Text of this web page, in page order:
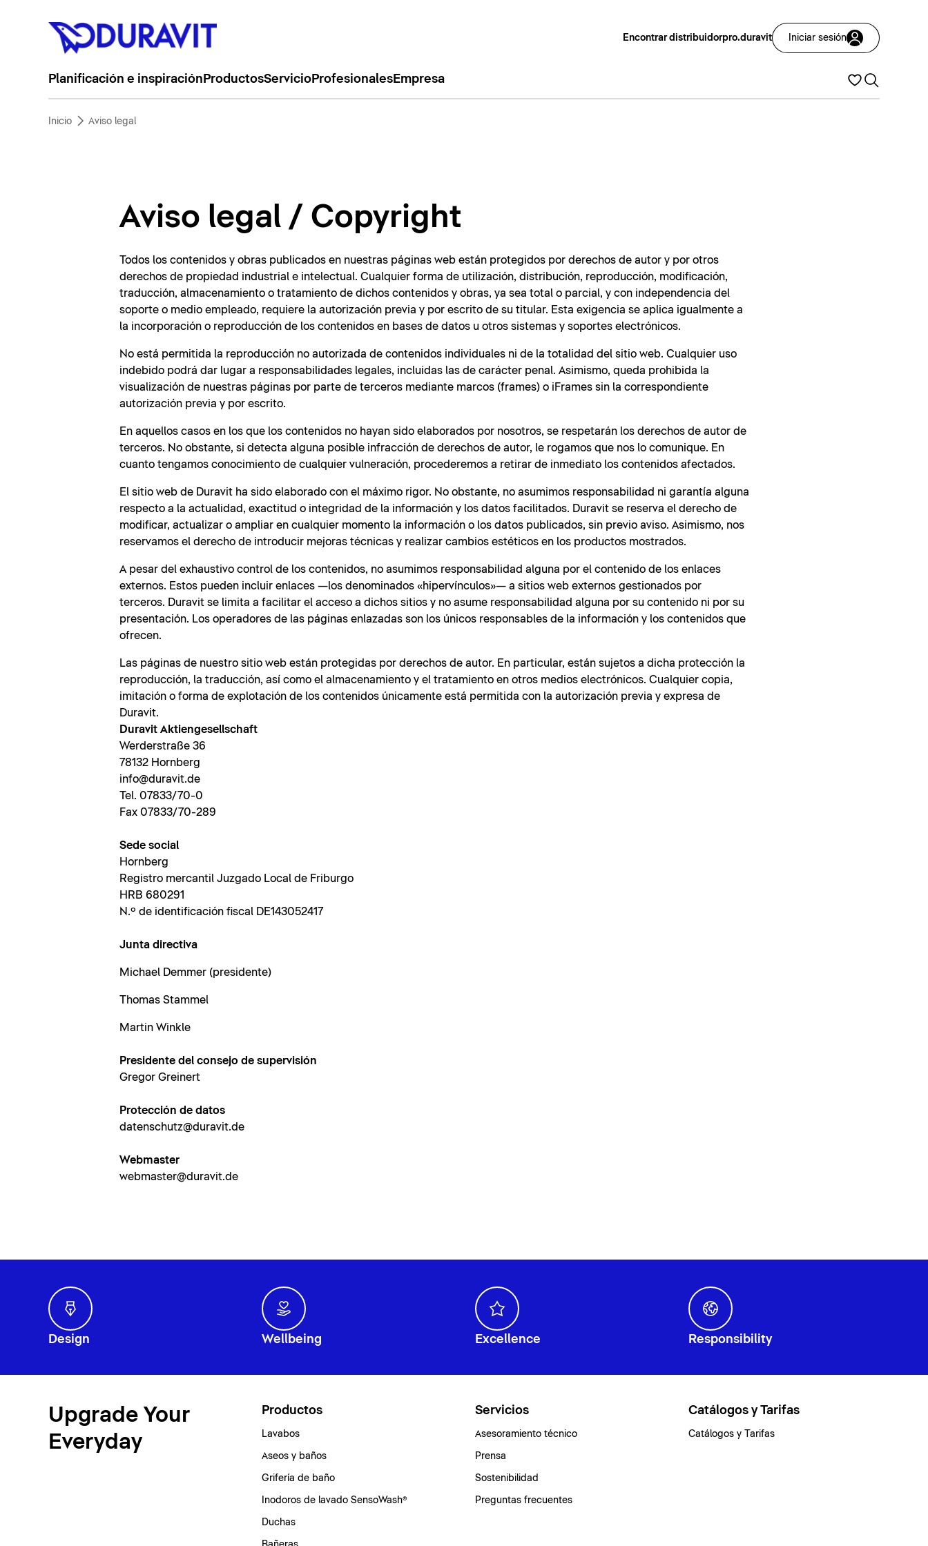
Encontrar distribuidorpro.duravit Iniciar sesión
Planificación e inspiración ProductosServicioProfesionalesEmpresa
Inicio Aviso legal
Aviso legal / Copyright
Todos los contenidos y obras publicados en nuestras páginas web están protegidos por derechos de autor y por otros
derechos de propiedad industrial e intelectual. Cualquier forma de utilización, distribución, reproducción, modificación,
traducción, almacenamiento o tratamiento de dichos contenidos y obras, ya sea total o parcial, y con independencia del
soporte o medio empleado, requiere la autorización previa y por escrito de su titular. Esta exigencia se aplica igualmente a
la incorporación o reproducción de los contenidos en bases de datos u otros sistemas y soportes electrónicos.
No está permitida la reproducción no autorizada de contenidos individuales ni de la totalidad del sitio web. Cualquier uso
indebido podrá dar lugar a responsabilidades legales, incluidas las de carácter penal. Asimismo, queda prohibida la
visualización de nuestras páginas por parte de terceros mediante marcos (frames) o iFrames sin la correspondiente
autorización previa y por escrito.
En aquellos casos en los que los contenidos no hayan sido elaborados por nosotros, se respetarán los derechos de autor de
terceros. No obstante, si detecta alguna posible infracción de derechos de autor, le rogamos que nos lo comunique. En
cuanto tengamos conocimiento de cualquier vulneración, procederemos a retirar de inmediato los contenidos afectados.
El sitio web de Duravit ha sido elaborado con el máximo rigor. No obstante, no asumimos responsabilidad ni garantía alguna
respecto a la actualidad, exactitud o integridad de la información y los datos facilitados. Duravit se reserva el derecho de
modificar, actualizar o ampliar en cualquier momento la información o los datos publicados, sin previo aviso. Asimismo, nos
reservamos el derecho de introducir mejoras técnicas y realizar cambios estéticos en los productos mostrados.
A pesar del exhaustivo control de los contenidos, no asumimos responsabilidad alguna por el contenido de los enlaces
externos. Estos pueden incluir enlaces —los denominados «hipervínculos»— a sitios web externos gestionados por
terceros. Duravit se limita a facilitar el acceso a dichos sitios y no asume responsabilidad alguna por su contenido ni por su
presentación. Los operadores de las páginas enlazadas son los únicos responsables de la información y los contenidos que
ofrecen.
Las páginas de nuestro sitio web están protegidas por derechos de autor. En particular, están sujetos a dicha protección la
reproducción, la traducción, así como el almacenamiento y el tratamiento en otros medios electrónicos. Cualquier copia,
imitación o forma de explotación de los contenidos únicamente está permitida con la autorización previa y expresa de
Duravit.
Duravit Aktiengesellschaft
Werderstraße 36
78132 Hornberg
info@duravit.de
Tel. 07833/70-0
Fax 07833/70-289
Sede social
Hornberg
Registro mercantil Juzgado Local de Friburgo
HRB 680291
N.º de identificación fiscal DE143052417
Junta directiva
Michael Demmer (presidente)
Thomas Stammel
Martin Winkle
Presidente del consejo de supervisión
Gregor Greinert
Protección de datos
datenschutz@duravit.de
Webmaster
webmaster@duravit.de
Design Wellbeing Excellence Responsibility
Upgrade Your
Everyday
Productos
Lavabos
Aseos y baños
Grifería de baño
Inodoros de lavado SensoWash®
Duchas
Servicios
Asesoramiento técnico
Prensa
Sostenibilidad
Preguntas frecuentes
Catálogos y Tarifas
Catálogos y Tarifas